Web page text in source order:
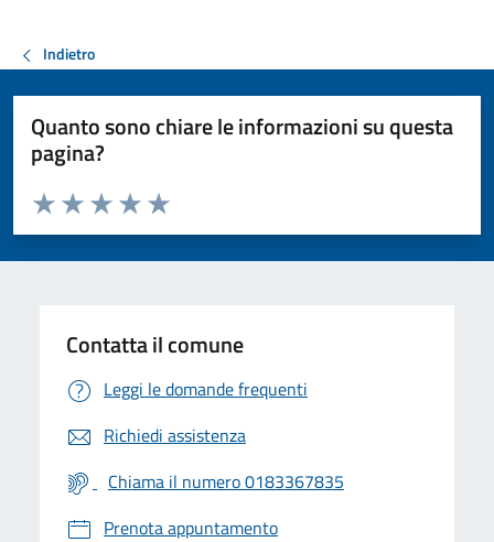
Indietro
Quanto sono chiare le informazioni su questa
pagina?
Valuta da 1 a 5 stelle la pagina
Valuta 5 stelle su 5
Valuta 4 stelle su 5
Valuta 3 stelle su 5
Valuta 2 stelle su 5
Valuta 1 stelle su 5
Contatta il comune
Leggi le domande frequenti
Richiedi assistenza
Chiama il numero 0183367835
Prenota appuntamento